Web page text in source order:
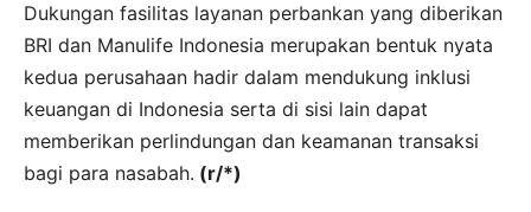
Dukungan fasilitas layanan perbankan yang diberikan
BRI dan Manulife Indonesia merupakan bentuk nyata
kedua perusahaan hadir dalam mendukung inklusi
keuangan di Indonesia serta di sisi lain dapat
memberikan perlindungan dan keamanan transaksi
bagi para nasabah. (r/*)